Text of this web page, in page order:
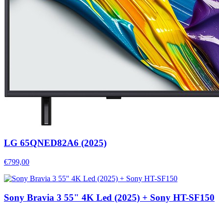
LG 65QNED82A6 (2025)
€799,00
Sony Bravia 3 55" 4K Led (2025) + Sony HT-SF150